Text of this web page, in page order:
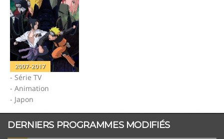
2007-2017
- Série TV
- Animation
- Japon
DERNIERS PROGRAMMES MODIFIÉS